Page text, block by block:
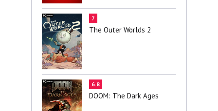
7
The Outer Worlds 2
6.8
DOOM: The Dark Ages